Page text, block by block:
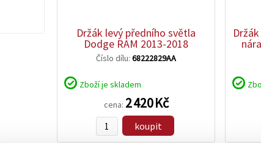
Držák levý předního světla
Dodge RAM 2013-2018
cena: 2 420 Kč
Číslo dílu:68222829AA
koupit
Zboží je skladem